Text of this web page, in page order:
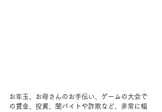
お年玉、お母さんのお手伝い、ゲームの大会で
の賞金、投資、闇バイトや詐欺など、非常に幅